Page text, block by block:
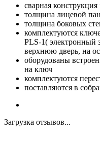
сварная конструкция
толщина лицевой
толщина боковых
комплектуются
PLS-1( электронный
верхнюю дверь, на
оборудованы
на ключ
комплектуются
поставляются в
Загрузка отзывов...